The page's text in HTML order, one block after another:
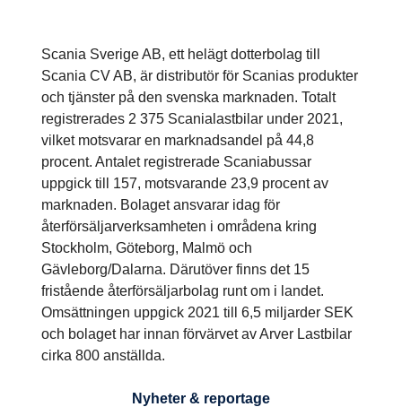
Scania Sverige AB, ett helägt dotterbolag till
Scania CV AB, är distributör för Scanias produkter
och tjänster på den svenska marknaden. Totalt
registrerades 2 375 Scanialastbilar under 2021,
vilket motsvarar en marknadsandel på 44,8
procent. Antalet registrerade Scaniabussar
uppgick till 157, motsvarande 23,9 procent av
marknaden. Bolaget ansvarar idag för
återförsäljarverksamheten i områdena kring
Stockholm, Göteborg, Malmö och
Gävleborg/Dalarna. Därutöver finns det 15
fristående återförsäljarbolag runt om i landet.
Omsättningen uppgick 2021 till 6,5 miljarder SEK
och bolaget har innan förvärvet av Arver Lastbilar
cirka 800 anställda.
Nyheter & reportage